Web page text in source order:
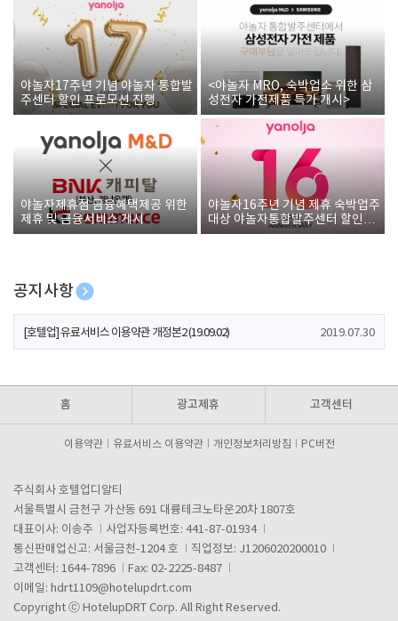
야놀자17주년 기념 야놀자 통합발
주센터 할인 프로모션 진행
<야놀자 MRO, 숙박업소 위한 삼
성전자 가전제품 특가 개시>
야놀자제휴점 금융혜택제공 위한
제휴 및 금융서비스 게시
야놀자16주년 기념 제휴 숙박업주
대상 야놀자통합발주센터 할인쿠
폰 증정
공지사항
[호텔업] 개인정보 처리방침 개정본1 (19.09.02)
[호텔업] 유료서비스 이용약관 개정본2 (19.09.02) 2019.07.30
홈 광고제휴 고객센터
이용약관 유료서비스 이용약관 개인정보처리방침 PC버전
주식회사 호텔업디알티
서울특별시 금천구 가산동 691 대륭테크노타운20차 1807호
대표이사: 이송주
사업자등록번호: 441-87-01934
통신판매업신고: 서울금천-1204 호
직업정보: J1206020200010
고객센터: 1644-7896
Fax: 02-2225-8487
이메일: hdrt1109@hotelupdrt.com
Copyright ⓒ HotelupDRT Corp. All Right Reserved.